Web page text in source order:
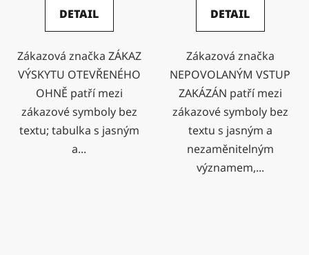
DETAIL
Zákazová značka ZÁKAZ
VÝSKYTU OTEVŘENÉHO
OHNĚ patří mezi
zákazové symboly bez
textu; tabulka s jasným
a...
DETAIL
Zákazová značka
NEPOVOLANÝM VSTUP
ZAKÁZÁN patří mezi
zákazové symboly bez
textu s jasným a
nezaměnitelným
významem,...